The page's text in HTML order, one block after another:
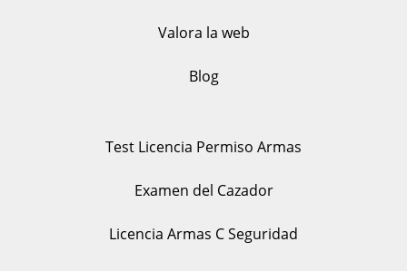
Valora la web
Blog
Test Licencia Permiso Armas
Examen del Cazador
Licencia Armas C Seguridad